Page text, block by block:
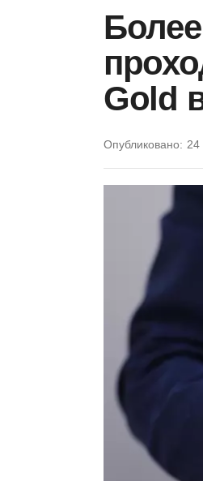
Gold
Опубликовано: 24